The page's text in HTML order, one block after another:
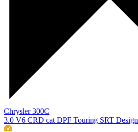
Chrysler 300C
3.0 V6 CRD cat DPF Touring SRT Design